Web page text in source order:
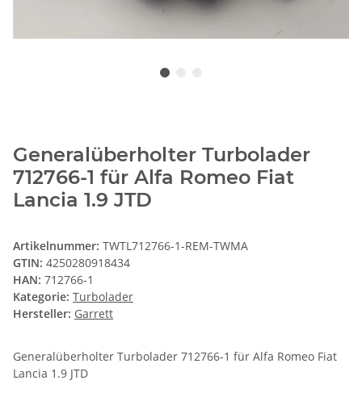
Generalüberholter Turbolader
712766-1 für Alfa Romeo Fiat
Lancia 1.9 JTD
Artikelnummer: TWTL712766-1-REM-TWMA
GTIN: 4250280918434
HAN: 712766-1
Kategorie: Turbolader
Hersteller: Garrett
Generalüberholter Turbolader 712766-1 für Alfa Romeo Fiat
Lancia 1.9 JTD